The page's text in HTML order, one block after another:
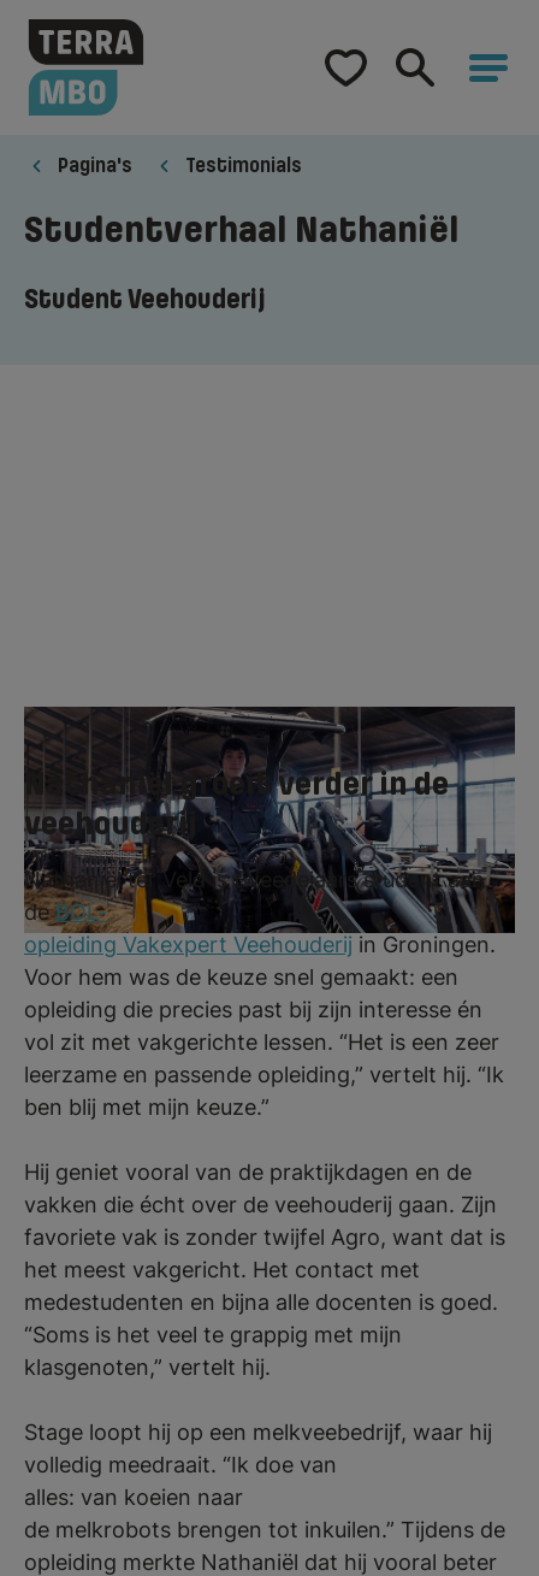
Home
Hulp bij studiekeuze
Samenwerking
Pagina's Testimonials
Studentverhaal Nathaniël
Student Veehouderij
Nathaniël groeit verder in de
veehouderij
Nathaniël ter Veld is tweedejaars student aan
deBOL-
opleiding Vakexpert Veehouderij in Groningen.
Voor hem was de keuze snel gemaakt: een
opleiding die precies past bij zijn interesse én
vol zit met vakgerichte lessen. “Het is een zeer
leerzame en passende opleiding,” vertelt hij. “Ik
ben blij met mijn keuze.”
Hij geniet vooral van de praktijkdagen en de
vakken die écht over de veehouderij gaan. Zijn
favoriete vak is zonder twijfel Agro, want dat is
het meest vakgericht. Het contact met
medestudenten en bijna alle docenten is goed.
“Soms is het veel te grappig met mijn
klasgenoten,” vertelt hij.
Stage loopt hij op een melkveebedrijf, waar hij
volledig meedraait. “Ik doe van
alles: van koeien naar
de melkrobots brengen tot inkuilen.” Tijdens de
opleiding merkte Nathaniël dat hij vooral beter